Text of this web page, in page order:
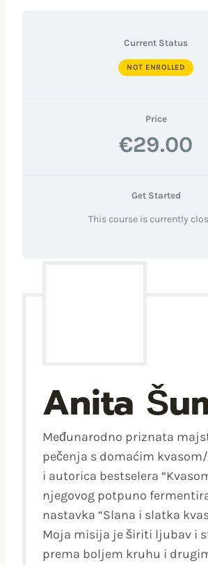
Current Status
NOT ENROLLED
Price
€29.00
Get Started
This course is currently
Anita
Međunarodno priznata
pečenja s domaćim
i autorica bestselera
njegovog potpuno
nastavka “Slana i slatka
Moja misija je širiti ljubav i
prema boljem kruhu i